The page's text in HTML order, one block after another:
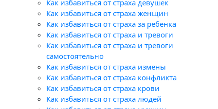
Как избавиться от страха девушек
Как избавиться от страха женщин
Как избавиться от страха за ребенка
Как избавиться от страха и тревоги
Как избавиться от страха и тревоги
самостоятельно
Как избавиться от страха измены
Как избавиться от страха конфликта
Как избавиться от страха крови
Как избавиться от страха людей